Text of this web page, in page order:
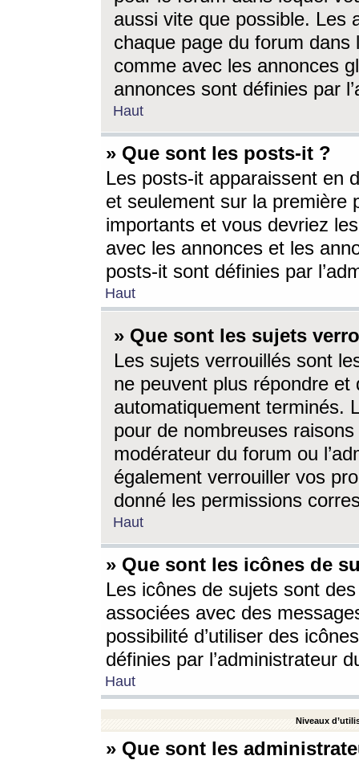
aussi vite que possible. Les
chaque page du forum dans
comme avec les annonces
annonces sont définies par
Haut
» Que sont les posts-it ?
Les posts-it apparaissent en
et seulement sur la première
importants et vous devriez
avec les annonces et les
posts-it sont définies par
Haut
» Que sont les sujets
Les sujets verrouillés sont
ne peuvent plus répondre
automatiquement terminés.
pour de nombreuses
modérateur du forum ou
également verrouiller vos
donné les permissions
Haut
» Que sont les icônes de
Les icônes de sujets sont
associées avec des
possibilité d’utiliser des
définies par l’administrateur
Haut
Niveaux
» Que sont les